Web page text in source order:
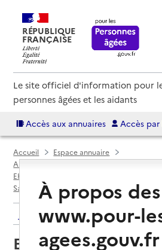
RÉPUBLIQUE
FRANÇAISE
Le site officiel d'information pour
personnes âgées et les aidants
Accès aux annuaires Accès
Accueil
Espace annuaire
Annuaire EHPAD et maisons de retraite
EHPAD par département
Saint-Médard-en-Jalles
EHPAD
Retour aux résultats de
EHPAD Résidence
À propos
www.pour-
agees.gouv.fr